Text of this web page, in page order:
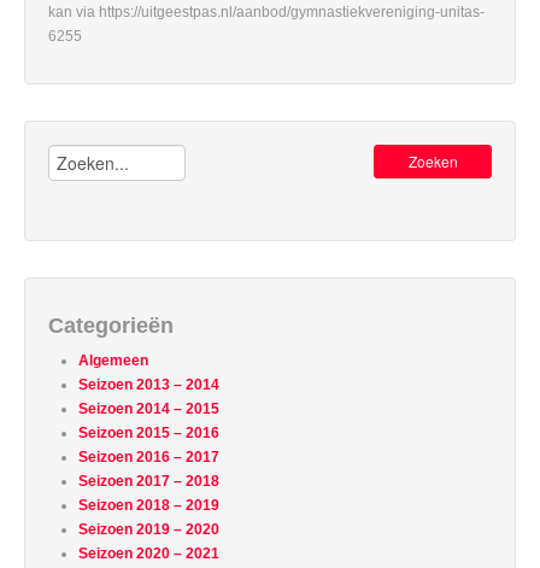
kan via https://uitgeestpas.nl/aanbod/gymnastiekvereniging-unitas-
6255
Zoeken:
Categorieën
Algemeen
Seizoen 2013 – 2014
Seizoen 2014 – 2015
Seizoen 2015 – 2016
Seizoen 2016 – 2017
Seizoen 2017 – 2018
Seizoen 2018 – 2019
Seizoen 2019 – 2020
Seizoen 2020 – 2021